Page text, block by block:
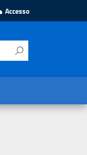
Accesso